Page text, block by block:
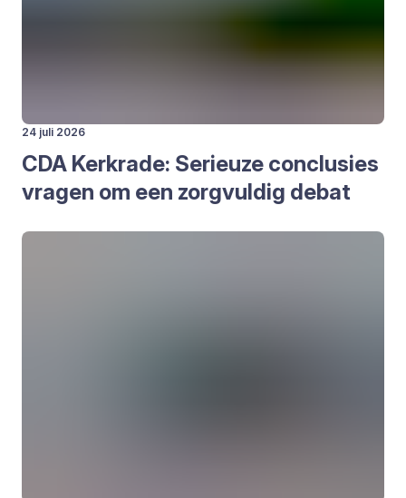
24 juli 2026
CDA Kerk­ra­de: Seri­eu­ze con­clu­sies
vra­gen om een zorg­vul­dig debat